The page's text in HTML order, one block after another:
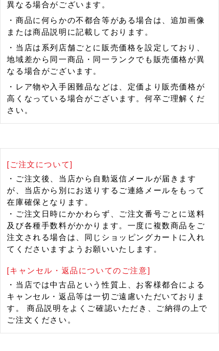
異なる場合がございます。
・商品に何らかの不都合等がある場合は、追加画像
または商品説明に記載しております。
・当店は系列店舗ごとに販売価格を設定しており、
地域差から同一商品・同一ランクでも販売価格が異
なる場合がございます。
・レア物や入手困難品などは、定価より販売価格が
高くなっている場合がございます。何卒ご理解くだ
さい。
[ご注文について]
・ご注文後、当店から自動返信メールが届きます
が、当店から別にお送りするご連絡メールをもって
在庫確保となります。
・ご注文日時にかかわらず、ご注文番号ごとに送料
及び各種手数料がかかります。一度に複数商品をご
注文される場合は、同じショッピングカートに入れ
てくださいますようお願いいたします。
[キャンセル・返品についてのご注意]
・当店では中古品という性質上、お客様都合による
キャンセル・返品等は一切ご遠慮いただいておりま
す。 商品説明をよくご確認いただき、ご納得の上で
ご注文ください。